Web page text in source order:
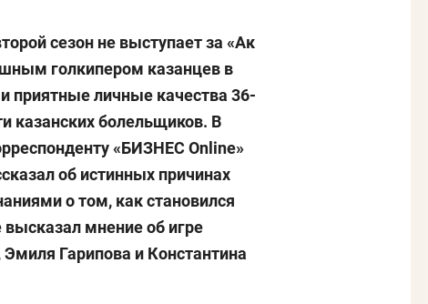
сезон не выступает за «Ак
голкипером казанцев в
приятные личные качества 36-
казанских болельщиков. В
«БИЗНЕС Online»
об истинных причинах
о том, как становился
мнение об игре
Гарипова и Константина